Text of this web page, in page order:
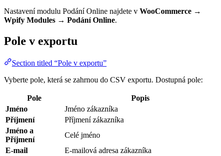
Nastavení modulu Podání Online najdete v WooCommerce →
Wpify Modules → Podání Online.
Pole v exportu
Section titled “Pole v exportu”
Vyberte pole, která se zahrnou do CSV exportu. Dostupná pole:
Pole
Popis
Jméno
Jméno zákazníka
Příjmení
Příjmení zákazníka
Jméno a
Příjmení
Celé jméno
E-mail
E-mailová adresa zákazníka